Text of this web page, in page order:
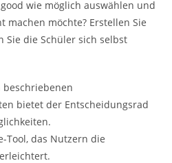
wie möglich auswählen und
machen möchte? Erstellen Sie
Sie die Schüler sich selbst
beschriebenen
bietet der Entscheidungsrad
Tool, das Nutzern die